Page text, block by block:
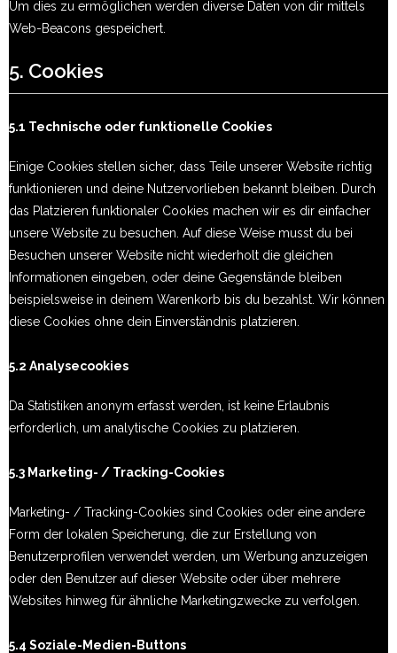
Um dies zu ermöglichen werden diverse Daten von dir mittels
Web-Beacons gespeichert.
5. Cookies
5.1 Technische oder funktionelle Cookies
Einige Cookies stellen sicher, dass Teile unserer Website richtig
funktionieren und deine Nutzervorlieben bekannt bleiben. Durch
das Platzieren funktionaler Cookies machen wir es dir einfacher
unsere Website zu besuchen. Auf diese Weise musst du bei
Besuchen unserer Website nicht wiederholt die gleichen
Informationen eingeben, oder deine Gegenstände bleiben
beispielsweise in deinem Warenkorb bis du bezahlst. Wir können
diese Cookies ohne dein Einverständnis platzieren.
5.2 Analysecookies
Da Statistiken anonym erfasst werden, ist keine Erlaubnis
erforderlich, um analytische Cookies zu platzieren.
5.3 Marketing- / Tracking-Cookies
Marketing- / Tracking-Cookies sind Cookies oder eine andere
Form der lokalen Speicherung, die zur Erstellung von
Benutzerprofilen verwendet werden, um Werbung anzuzeigen
oder den Benutzer auf dieser Website oder über mehrere
Websites hinweg für ähnliche Marketingzwecke zu verfolgen.
5.4 Soziale-Medien-Buttons